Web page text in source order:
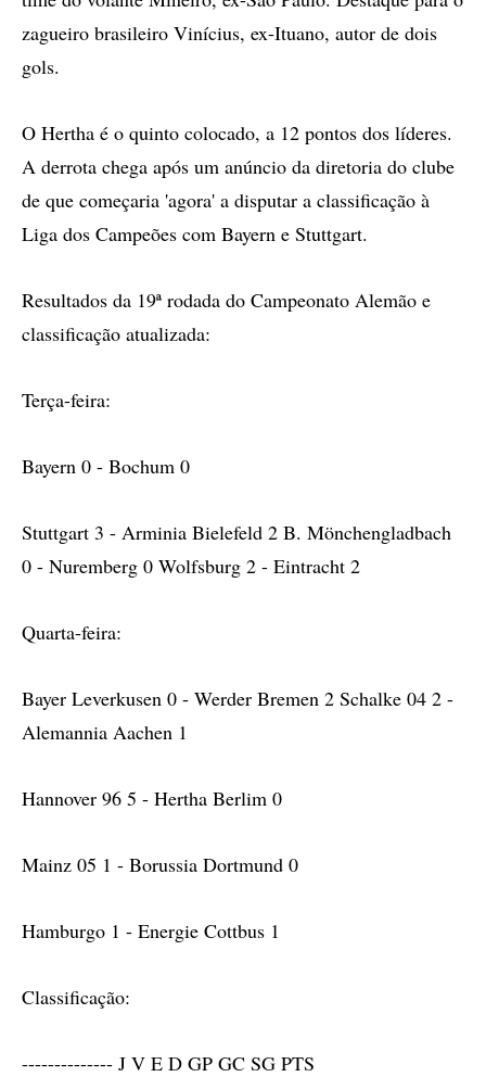
zagueiro brasileiro Vinícius, ex-Ituano, autor de dois
gols.
O Hertha é o quinto colocado, a 12 pontos dos líderes.
A derrota chega após um anúncio da diretoria do clube
de que começaria 'agora' a disputar a classificação à
Liga dos Campeões com Bayern e Stuttgart.
Resultados da 19ª rodada do Campeonato Alemão e
classificação atualizada:
Terça-feira:
Bayern 0 - Bochum 0
Stuttgart 3 - Arminia Bielefeld 2 B. Mönchengladbach
0 - Nuremberg 0 Wolfsburg 2 - Eintracht 2
Quarta-feira:
Bayer Leverkusen 0 - Werder Bremen 2 Schalke 04 2 -
Alemannia Aachen 1
Hannover 96 5 - Hertha Berlim 0
Mainz 05 1 - Borussia Dortmund 0
Hamburgo 1 - Energie Cottbus 1
Classificação:
-------------- J V E D GP GC SG PTS